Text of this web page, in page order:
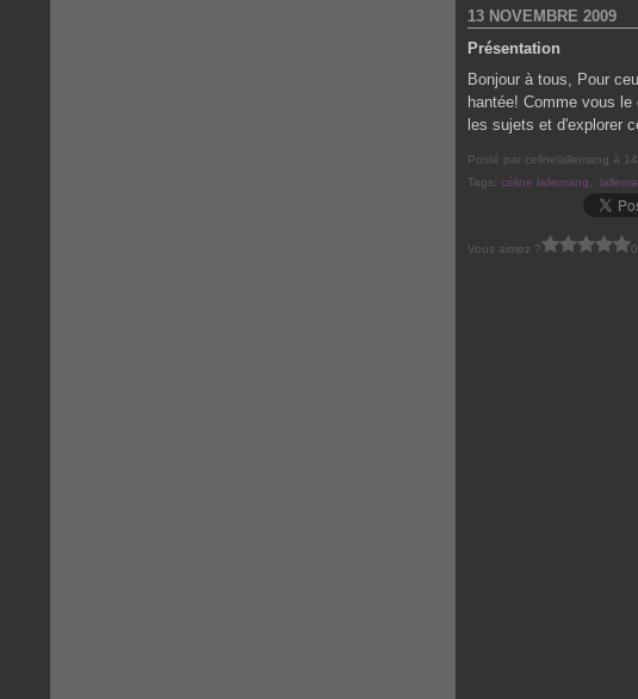
13 NOVEMBRE 2009
Présentation
Bonjour à tous, Pour
hantée! Comme vous
les sujets et d'explorer
Posté par celinelallemang à
Tags: céline lallemang
Vous aimez ?